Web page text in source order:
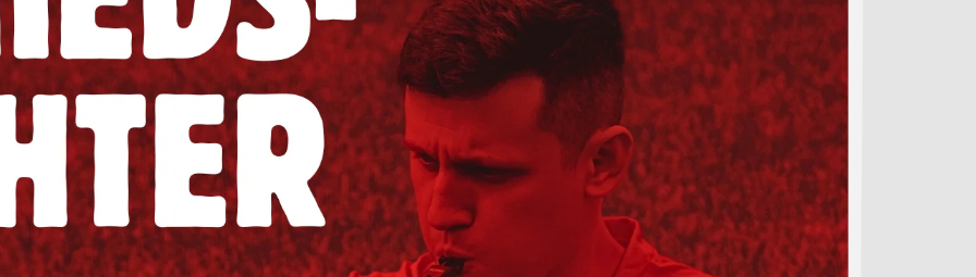
&
13plus Nachmittagsangebot
Austausche und Fahrten
Europa
Berufliche Orientierung
Beratung
Menschen und Werke des
Monats
Erprobungsstufe
Mittelstufe
Oberstufe
Wettbewerbe
Forschung
Fordern & Fördern
Anfahrt
Krankmeldung
Downloads
Stundenpläne
Kontakt